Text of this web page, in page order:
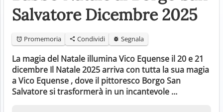
Salvatore Dicembre 2025
Promemoria Condividi Segnala
La magia del Natale illumina Vico Equense il 20 e 21
dicembre Il Natale 2025 arriva con tutta la sua magia
a Vico Equense , dove il pittoresco Borgo San
Salvatore si trasformerà in un incantevole …